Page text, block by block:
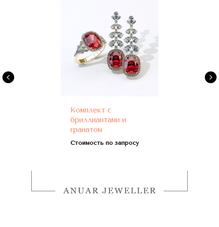
Комплект с
бриллиантами и
гранатом
Стоимость по запросу